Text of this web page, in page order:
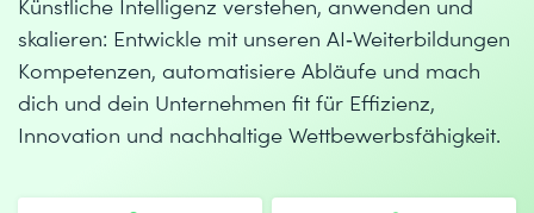
skalieren: Entwickle mit unseren AI‑Weiterbildungen
Kompetenzen, automatisiere Abläufe und mach
dich und dein Unternehmen fit für Effizienz,
Innovation und nachhaltige Wettbewerbsfähigkeit.